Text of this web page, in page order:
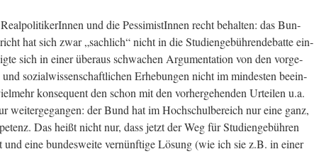
und die Pes­si­mis­tIn­nen recht behal­ten: das Bun­
hat sich zwar „sach­lich“ nicht in die Stu­di­en­ge­büh­ren­debat­te ein­
sich in einer über­aus schwa­chen Argu­men­ta­ti­on von den vor­ge­
und sozi­al­wis­sen­schaft­li­chen Erhe­bun­gen nicht im min­des­ten beein­
kon­se­quent den schon mit den vor­her­ge­hen­den Urtei­len u.a.
wei­ter­ge­gan­gen: der Bund hat im Hoch­schul­be­reich nur eine ganz,
Das heißt nicht nur, dass jetzt der Weg für Stu­di­en­ge­büh­ren
und eine bun­des­wei­te ver­nünf­ti­ge Lösung (wie ich sie z.B. in einer